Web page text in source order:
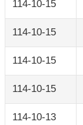
114-10-15
114-10-15
114-10-15
114-10-15
114-10-13